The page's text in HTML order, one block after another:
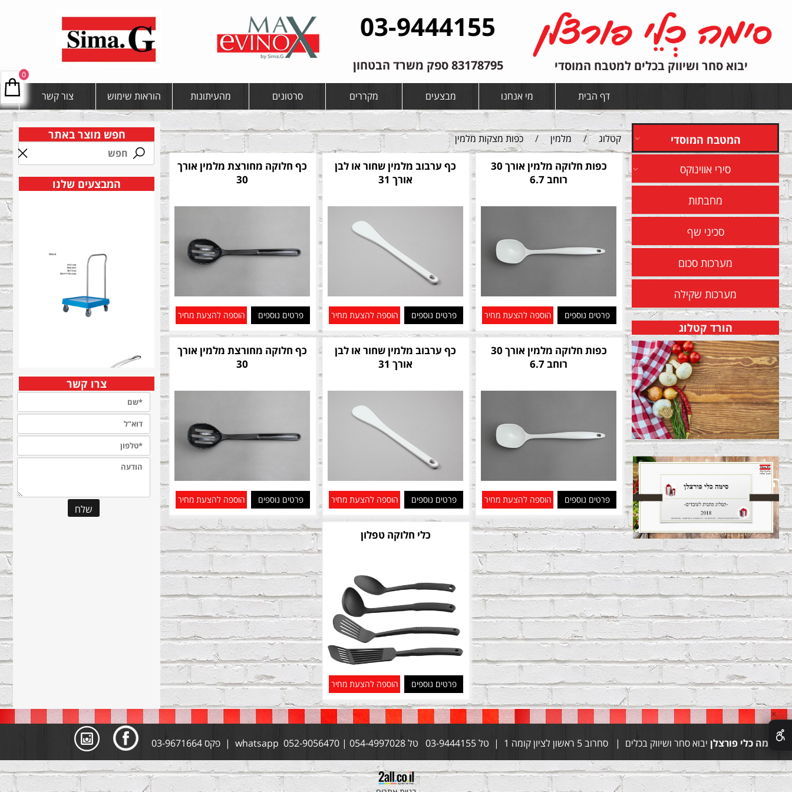
יבוא סחר ושיווק בכלים למטבח המוסדי
03-9444155
83178795 ספק משרד הבטחון
דף הבית מי אנחנו מבצעים מקררים סרטונים מהעיתונות הוראות שימוש צור קשר
המטבח המוסדי
סירי אווינוקס
מחבתות
סכיני שף
מערכות סכום
מערכות שקילה
הורד קטלוג
קטלוג / מלמין / כפות מצקות מלמין
0
כפות חלוקה מלמין אורך 30
רוחב 6.7
פרטים נוספים הוספה להצעת מחיר
כף ערבוב מלמין שחור או לבן
אורך 31
פרטים נוספים הוספה להצעת מחיר
כף חלוקה מחורצת מלמין אורך
30
פרטים נוספים הוספה להצעת מחיר
כפות חלוקה מלמין אורך 30
רוחב 6.7
פרטים נוספים הוספה להצעת מחיר
כף ערבוב מלמין שחור או לבן
אורך 31
פרטים נוספים הוספה להצעת מחיר
כף חלוקה מחורצת מלמין אורך
30
פרטים נוספים הוספה להצעת מחיר
כלי חלוקה טפלון
פרטים נוספים הוספה להצעת מחיר
חפש מוצר באתר
המבצעים שלנו
צרו קשר
סימה כלי פורצלן יבוא סחר ושיווק בכלים | סחרוב 5 ראשון לציון קומה 1 | טל 03-9444155 טל 054-4997028 | whatsapp 052-9056470 | פקס 03-9671664
✕